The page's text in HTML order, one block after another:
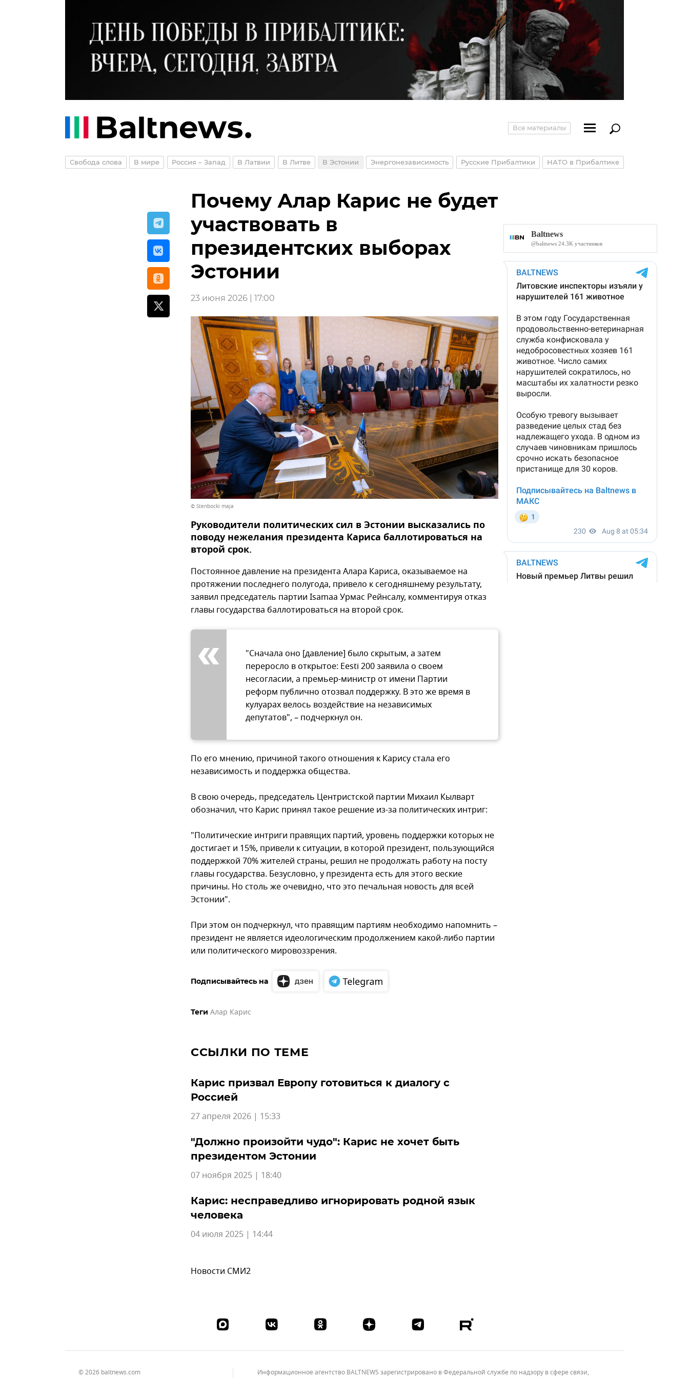
Все материалы
Свобода слова В мире Россия – Запад В Латвии В Литве В Эстонии Энергонезависимость Русские Прибалтики НАТО в Прибалтике
Почему Алар Карис не будет
участвовать в
президентских выборах
Эстонии
23 июня 2026 | 17:00
© Stenbocki maja
Руководители политических сил в Эстонии высказались по
поводу нежелания президента Кариса баллотироваться на
второй срок.
Постоянное давление на президента Алара Кариса, оказываемое на
протяжении последнего полугода, привело к сегодняшнему результату,
заявил председатель партии Isamaa Урмас Рейнсалу, комментируя отказ
главы государства баллотироваться на второй срок.
"Сначала оно [давление] было скрытым, а затем
переросло в открытое: Eesti 200 заявила о своем
несогласии, а премьер-министр от имени Партии
реформ публично отозвал поддержку. В это же время в
кулуарах велось воздействие на независимых
депутатов", – подчеркнул он.
По его мнению, причиной такого отношения к Карису стала его
независимость и поддержка общества.
В свою очередь, председатель Центристской партии Михаил Кылварт
обозначил, что Карис принял такое решение из-за политических интриг:
"Политические интриги правящих партий, уровень поддержки которых не
достигает и 15%, привели к ситуации, в которой президент, пользующийся
поддержкой 70% жителей страны, решил не продолжать работу на посту
главы государства. Безусловно, у президента есть для этого веские
причины. Но столь же очевидно, что это печальная новость для всей
Эстонии".
При этом он подчеркнул, что правящим партиям необходимо напомнить –
президент не является идеологическим продолжением какой-либо партии
или политического мировоззрения.
Подписывайтесь на
Теги Алар Карис
ССЫЛКИ ПО ТЕМЕ
Карис призвал Европу готовиться к диалогу с
Россией
27 апреля 2026 | 15:33
"Должно произойти чудо": Карис не хочет быть
президентом Эстонии
07 ноября 2025 | 18:40
Карис: несправедливо игнорировать родной язык
человека
04 июля 2025 | 14:44
Новости СМИ2
© 2026 baltnews.com
Информационное агентство BALTNEWS зарегистрировано в Федеральной службе по надзору в сфере связи,